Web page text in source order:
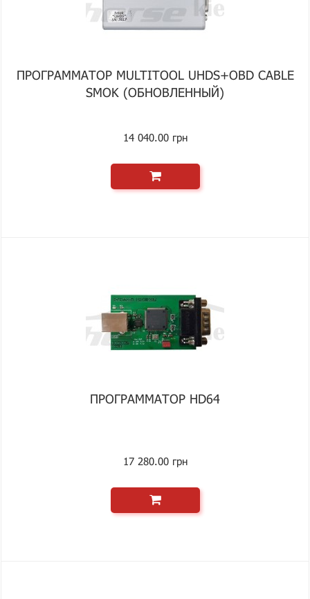
ПРОГРАММАТОР MULTITOOL UHDS+OBD CABLE
SMOK (ОБНОВЛЕННЫЙ)
14 040.00 грн
ПРОГРАММАТОР HD64
17 280.00 грн